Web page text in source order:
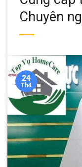
Chuyên
24
Th4